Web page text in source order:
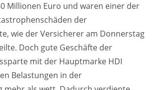
Millionen Euro und waren einer der
der
wie der Versicherer am Donnerstag
Doch gute Geschäfte der
mit der Hauptmarke HDI
Belastungen in der